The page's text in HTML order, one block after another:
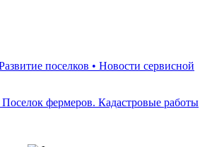
поселков • Новости сервисной
фермеров. Кадастровые работы